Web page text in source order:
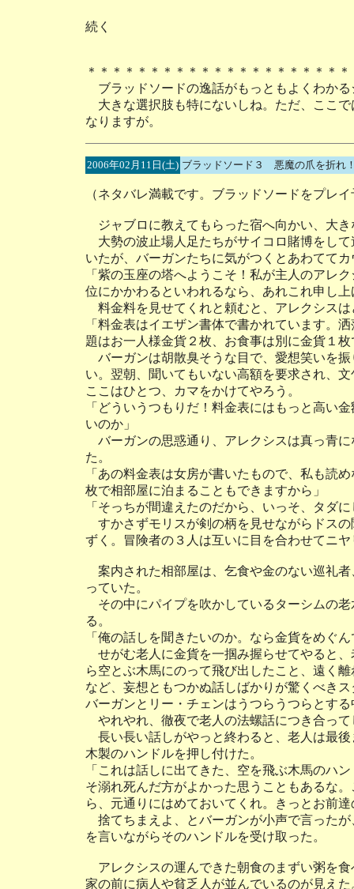
続く
＊＊＊＊＊＊＊＊＊＊＊＊＊＊＊＊＊＊＊＊
ブラッドソードの逸話がもっともよくわか
大きな選択肢も特にないしね。ただ、ここ
なりますが。
2006年02月11日(土) ブラッドソード３ 悪魔の爪を折れ
（ネタバレ満載です。ブラッドソードをプレ
ジャブロに教えてもらった宿へ向かい、大き
大勢の波止場人足たちがサイコロ賭博をし
いたが、バーガンたちに気がつくとあわてて
「紫の玉座の塔へようこそ！私が主人のアレ
位にかかわるといわれるなら、あれこれ申し
料金料を見せてくれと頼むと、アレクシス
「料金表はイエザン書体で書かれています。
題はお一人様金貨２枚、お食事は別に金貨１枚
バーガンは胡散臭そうな目で、愛想笑いを
い。翌朝、聞いてもいない高額を要求され、
ここはひとつ、カマをかけてやろう。
「どういうつもりだ！料金表にはもっと高い
いのか」
バーガンの思惑通り、アレクシスは真っ青
た。
「あの料金表は女房が書いたもので、私も読
枚で相部屋に泊まることもできますから」
「そっちが間違えたのだから、いっそ、タダ
すかさずモリスが剣の柄を見せながらドス
ずく。冒険者の３人は互いに目を合わせてニ
案内された相部屋は、乞食や金のない巡礼
っていた。
その中にパイプを吹かしているターシムの
る。
「俺の話しを聞きたいのか。なら金貨をめぐ
せがむ老人に金貨を一掴み握らせてやると
ら空とぶ木馬にのって飛び出したこと、遠く
など、妄想ともつかぬ話しばかりが驚くべき
バーガンとリー・チェンはうつらうつらとす
やれやれ、徹夜で老人の法螺話につき合って
長い長い話しがやっと終わると、老人は最
木製のハンドルを押し付けた。
「これは話しに出てきた、空を飛ぶ木馬のハ
そ溺れ死んだ方がよかった思うこともあるな
ら、元通りにはめておいてくれ。きっとお前
捨てちまえよ、とバーガンが小声で言った
を言いながらそのハンドルを受け取った。
アレクシスの運んできた朝食のまずい粥を
家の前に病人や貧乏人が並んでいるのが見えた